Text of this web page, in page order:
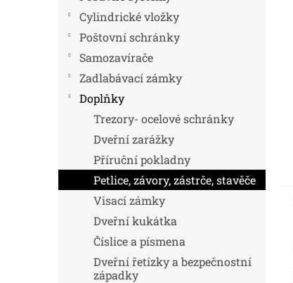
Cylindrické vložky
Poštovní schránky
Samozavírače
Zadlabávací zámky
Doplňky
Trezory- ocelové schránky
Dveřní zarážky
Příruční pokladny
Petlice, závory, zástrče, stavěče
Visací zámky
Dveřní kukátka
Číslice a písmena
Dveřní řetízky a bezpečnostní
západky